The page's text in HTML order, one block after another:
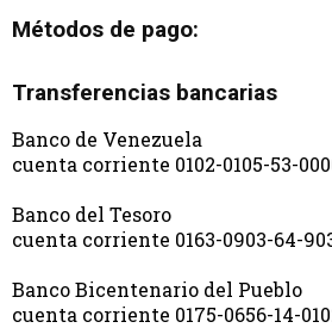
Métodos de pago:
Transferencias bancarias
Banco de Venezuela
cuenta corriente 0102-0105-53-
Banco del Tesoro
cuenta corriente 0163-0903-64-
Banco Bicentenario del Pueblo
cuenta corriente 0175-0656-14-